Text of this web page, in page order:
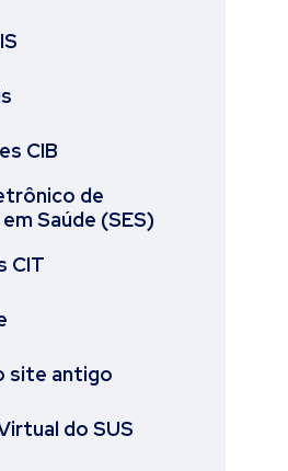
CIB
de
Saúde (SES)
CIT
site antigo
do SUS